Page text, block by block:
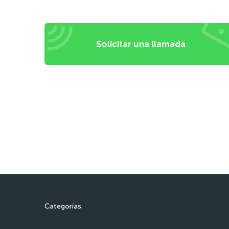
Solicitar una llamada
Categorías